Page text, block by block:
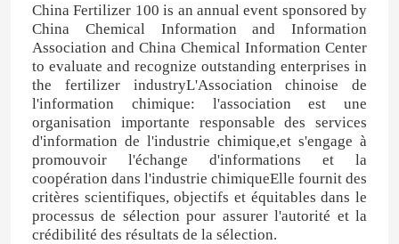
China Fertilizer 100 is an annual event sponsored by
China Chemical Information and Information
Association and China Chemical Information Center
to evaluate and recognize outstanding enterprises in
the fertilizer industryL'Association chinoise de
l'information chimique: l'association est une
organisation importante responsable des services
d'information de l'industrie chimique,et s'engage à
promouvoir l'échange d'informations et la
coopération dans l'industrie chimiqueElle fournit des
critères scientifiques, objectifs et équitables dans le
processus de sélection pour assurer l'autorité et la
crédibilité des résultats de la sélection.